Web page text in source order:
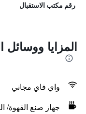
رقم مكتب الاستقبال
المزايا
واي فاي مجاني
جهاز صنع القهوة/